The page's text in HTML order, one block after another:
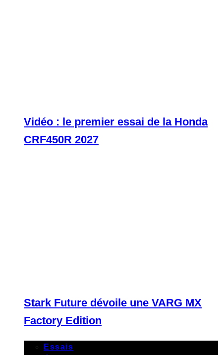
Vidéo : le premier essai de la Honda
CRF450R 2027
Stark Future dévoile une VARG MX
Factory Edition
Essais